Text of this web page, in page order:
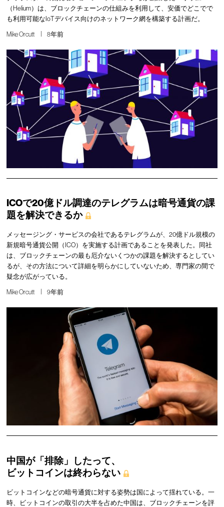
（Helium）は、ブロックチェーンの仕組みを利用して、安価でどこでで
も利用可能なIoTデバイス向けのネットワーク網を構築する計画だ。
Mike Orcutt 8年前
ICOで20億ドル調達のテレグラムは暗号通貨の課
題を解決できるか
メッセージング・サービスの会社であるテレグラムが、20億ドル規模の
新規暗号通貨公開（ICO）を実施する計画であることを発表した。同社
は、ブロックチェーンの最も厄介ないくつかの課題を解決するとしてい
るが、その方法について詳細を明らかにしていないため、専門家の間で
疑念が広がっている。
Mike Orcutt 9年前
中国が「排除」したって、
ビットコインは終わらない
ビットコインなどの暗号通貨に対する姿勢は国によって揺れている。一
時、ビットコインの取引の大半を占めた中国は、ブロックチェーンを評